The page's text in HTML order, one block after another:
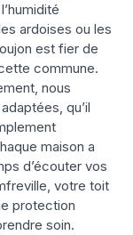
ardoises ou les
est fier de
commune.
nous
qu’il
maison a
d’écouter vos
votre toit
protection
soin.